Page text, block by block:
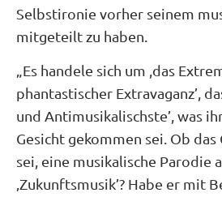
Selbstironie vorher seinem
mitgeteilt zu haben.
„Es handele sich um ,das
phantastischer Extravaganz’,
und Antimusikalischste’, was
Gesicht gekommen sei. Ob das
sei, eine musikalische Parodie
‚Zukunftsmusik’? Habe er mit